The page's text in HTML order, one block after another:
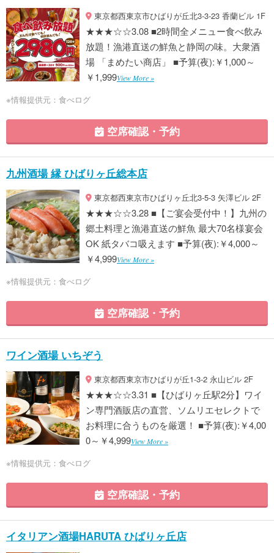
東京都西東京市ひばりが丘北3-3-23 香蘭ビル 1F
★★★☆☆3.08 ■2時間全メニュー食べ飲み
放題！漁港直送の鮮魚と静岡の味。大衆酒
場 「まめたい商店」 ■予算(夜):￥1,000～
￥1,999View More »
※情報提供元：食べログ
空席確認・予約
九州酒場 縁 ひばりヶ丘総本店
東京都西東京市ひばりヶ丘北3-5-3 矢澤ビル 2F
★★★☆☆3.28 ■【ご宴会受付中！】九州の
郷土料理と漁港直送の鮮魚 最大70名様宴会
OK 紙タバコ吸えます ■予算(夜):￥4,000～
￥4,999View More »
※情報提供元：食べログ
空席確認・予約
ワイン酒場 いちぞう
東京都西東京市ひばりが丘1-3-2 永山ビル 2F
★★★☆☆3.31 ■【ひばりヶ丘駅2分】ワイ
ン専門酒販店の直営、ソムリエセレクトで
お料理に合うものを厳選！ ■予算(夜):￥4,00
0～￥4,999View More »
※情報提供元：食べログ
空席確認・予約
イタリアン酒場HARUTA ひばりヶ丘店